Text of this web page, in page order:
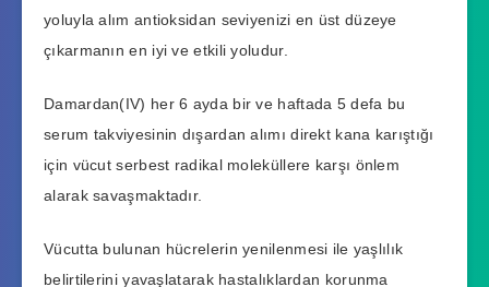
yoluyla alım antioksidan seviyenizi en üst düzeye
çıkarmanın en iyi ve etkili yoludur.
Damardan(IV) her 6 ayda bir ve haftada 5 defa bu
serum takviyesinin dışardan alımı direkt kana karıştığı
için vücut serbest radikal moleküllere karşı önlem
alarak savaşmaktadır.
Vücutta bulunan hücrelerin yenilenmesi ile yaşlılık
belirtilerini yavaşlatarak hastalıklardan korunma